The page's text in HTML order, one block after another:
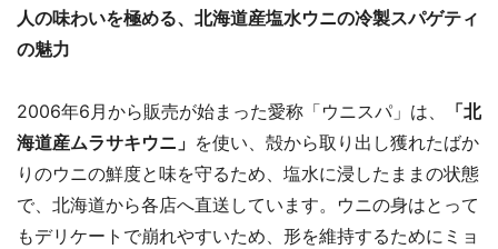
人の味わいを極める、北海道産塩水ウニの冷製スパゲティ
の魅力
2006年6月から販売が始まった愛称「ウニスパ」は、
「北
海道産ムラサキウニ」 を使い、殻から取り出し獲れたばか
りのウニの鮮度と味を守るため、塩水に浸したままの状態
で、北海道から各店へ直送しています。ウニの身はとって
もデリケートで崩れやすいため、形を維持するためにミョ